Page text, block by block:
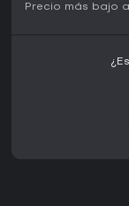
Precio más bajo